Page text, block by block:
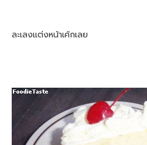
ละเลงแต่งหน้าเค้กเลย